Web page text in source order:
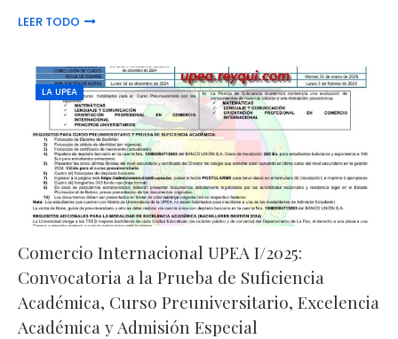
LEER TODO
LA UPEA
Comercio Internacional UPEA I/2025:
Convocatoria a la Prueba de Suficiencia
Académica, Curso Preuniversitario, Excelencia
Académica y Admisión Especial